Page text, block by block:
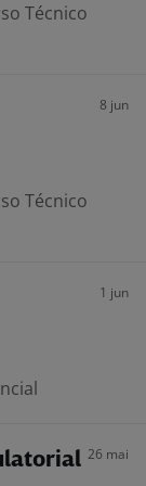
Técnico
8 jun
Técnico
1 jun
26 mai